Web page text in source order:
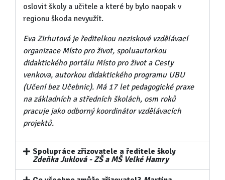
oslovit školy a učitele a které by bylo naopak v
regionu škoda nevyužít.
Eva Zirhutová je ředitelkou neziskové vzdělávací
organizace Místo pro život, spoluautorkou
didaktického portálu Místo pro život a Cesty
venkova, autorkou didaktického programu UBU
(Učení bez Učebnic). Má 17 let pedagogické praxe
na základních a středních školách, osm roků
pracuje jako odborný koordinátor vzdělávacích
projektů.
Spolupráce zřizovatele a ředitele školy
Zdeňka Juklová - ZŠ a MŠ Velké Hamry